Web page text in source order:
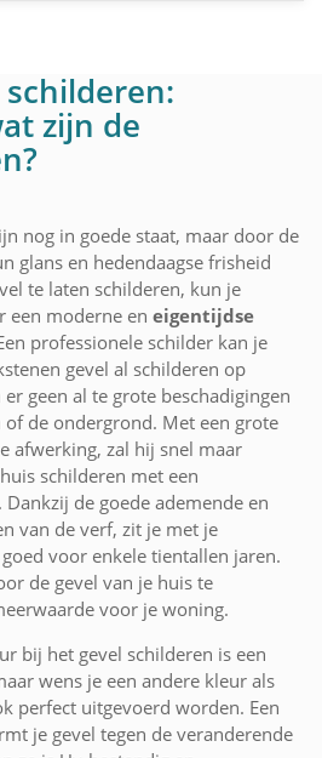
schilderen:
zijn de
nog in goede staat, maar door de
glans en hedendaagse frisheid
te laten schilderen, kun je
een moderne en eigentijdse
professionele schilder kan je
gevel al schilderen op
geen al te grote beschadigingen
de ondergrond. Met een grote
afwerking, zal hij snel maar
schilderen met een
de goede ademende en
van de verf, zit je met je
voor enkele tientallen jaren.
de gevel van je huis te
voor je woning.
bij het gevel schilderen is een
wens je een andere kleur als
perfect uitgevoerd worden. Een
je gevel tegen de veranderende